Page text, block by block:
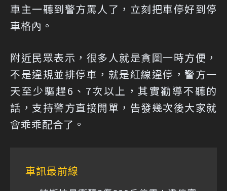
車主一聽到警方罵人了，立刻把車停好到停
車格內。
附近民眾表示，很多人就是貪圖一時方便，
不是違規並排停車，就是紅線違停，警方一
天至少驅趕6、7次以上，其實勸導不聽的
話，支持警方直接開單，告發幾次後大家就
會乖乖配合了。
車訊最前線